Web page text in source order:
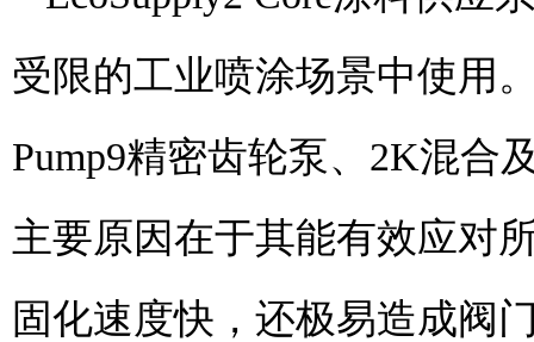
受限的工业喷涂场景中使用
Pump9精密齿轮泵、2K混合
主要原因在于其能有效应对
固化速度快，还极易造成阀